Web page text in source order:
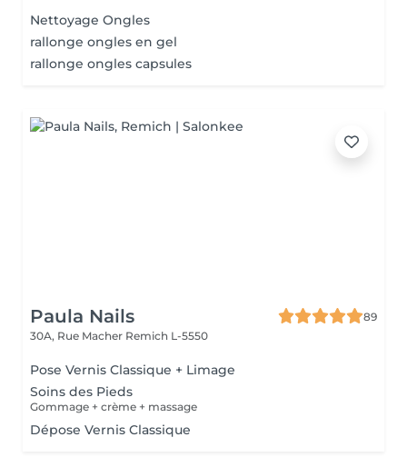
Nettoyage Ongles
rallonge ongles en gel
rallonge ongles capsules
Paula Nails
89
30A, Rue Macher Remich L-5550
Pose Vernis Classique + Limage
Soins des Pieds
Gommage + crème + massage
Dépose Vernis Classique